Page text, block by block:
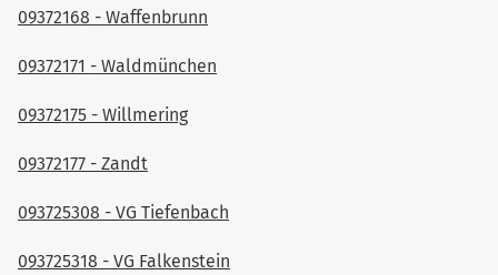
09372168 - Waffenbrunn
09372171 - Waldmünchen
09372175 - Willmering
09372177 - Zandt
093725308 - VG Tiefenbach
093725318 - VG Falkenstein